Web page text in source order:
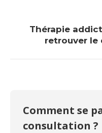
Thérapie
retrouver le
Comment se
consultation ?